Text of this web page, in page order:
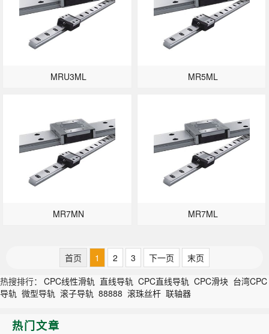
MRU3ML MR5ML
MR7MN MR7ML
首页 1 2 3 下一页
末页
热搜排行： CPC线性滑轨 直线导轨 CPC直线导轨 CPC滑块 台湾CPC
导轨 微型导轨 滚子导轨 88888 滚珠丝杆 联轴器
热门文章